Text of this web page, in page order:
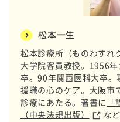
松本一生
松本診療所（ものわすれ
大学院客員教授。1956
卒。90年関西医科大卒
援職の心のケア。大阪市
診療にあたる。著書に
（中央法規出版）
など